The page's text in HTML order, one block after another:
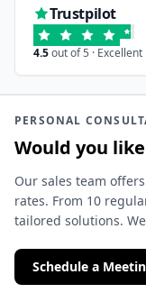
Trustpilot
4.5out of 5 · Excellent
PERSONAL
Would you
Our sales team
rates. From 10
tailored solutions.
Schedule a